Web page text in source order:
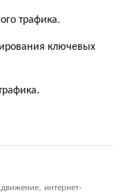
трафика.
ключевых
интернет-